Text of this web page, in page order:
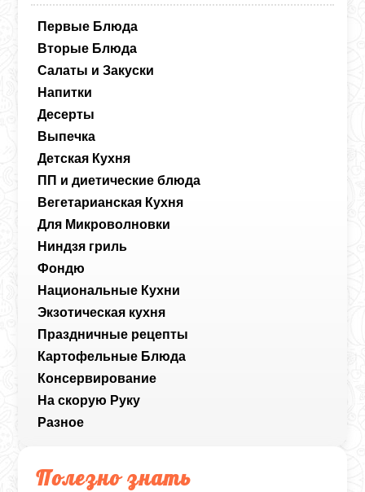
Первые Блюда
Вторые Блюда
Салаты и Закуски
Напитки
Десерты
Выпечка
Детская Кухня
ПП и диетические блюда
Вегетарианская Кухня
Для Микроволновки
Ниндзя гриль
Фондю
Национальные Кухни
Экзотическая кухня
Праздничные рецепты
Картофельные Блюда
Консервирование
На скорую Руку
Разное
Полезно знать